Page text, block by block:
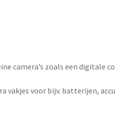
camera’s zoals een digitale
vakjes voor bijv. batterijen,